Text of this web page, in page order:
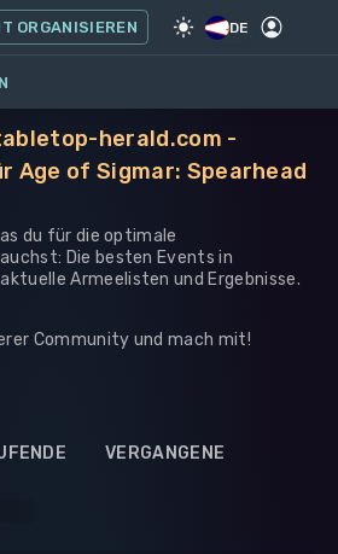
40K
EVENTS MEHR
ORGANISIEREN DE
herald.com -
Age of Sigmar: Spearhead
du für die optimale
Die besten Events in
Armeelisten und Ergebnisse.
Community und mach mit!
VERGANGENE